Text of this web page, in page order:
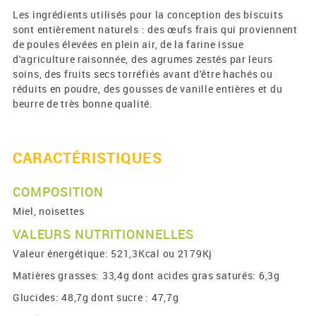
Les ingrédients utilisés pour la conception des biscuits
sont entièrement naturels : des œufs frais qui proviennent
de poules élevées en plein air, de la farine issue
d'agriculture raisonnée, des agrumes zestés par leurs
soins, des fruits secs torréfiés avant d'être hachés ou
réduits en poudre, des gousses de vanille entières et du
beurre de très bonne qualité.
CARACTÉRISTIQUES
COMPOSITION
Miel, noisettes
VALEURS NUTRITIONNELLES
Valeur énergétique: 521,3Kcal ou 2179Kj
Matières grasses: 33,4g dont acides gras saturés: 6,3g
Glucides: 48,7g dont sucre : 47,7g